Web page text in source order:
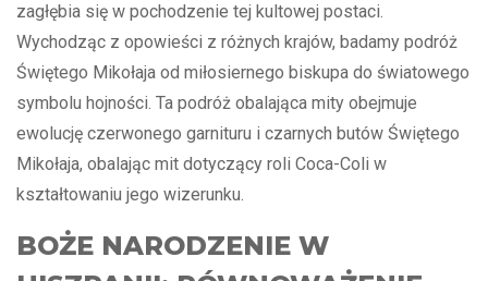
zagłębia się w pochodzenie tej kultowej postaci.
Wychodząc z opowieści z różnych krajów, badamy podróż
Świętego Mikołaja od miłosiernego biskupa do światowego
symbolu hojności. Ta podróż obalająca mity obejmuje
ewolucję czerwonego garnituru i czarnych butów Świętego
Mikołaja, obalając mit dotyczący roli Coca-Coli w
kształtowaniu jego wizerunku.
BOŻE NARODZENIE W